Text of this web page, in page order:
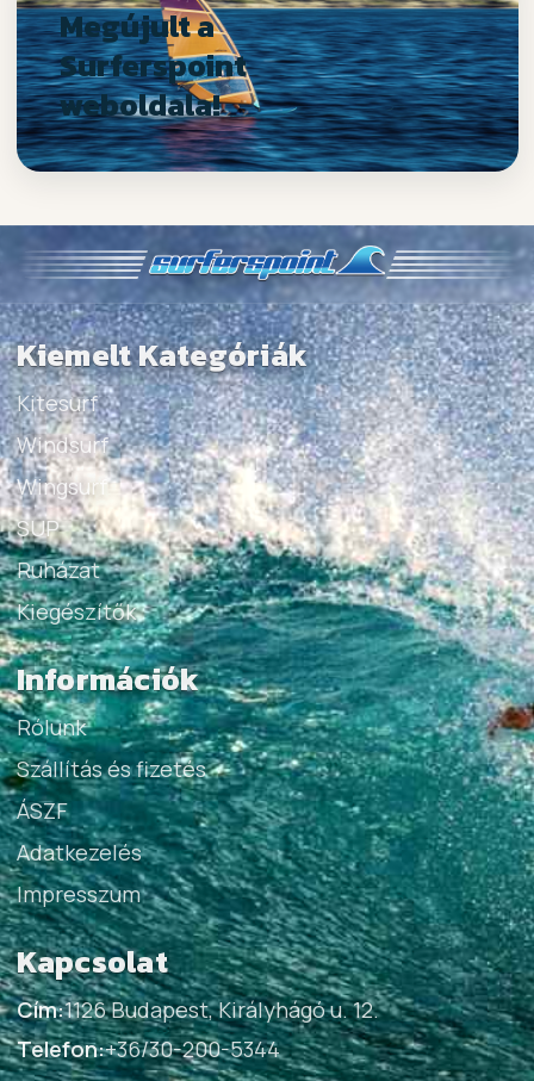
Megújult a
Surferspoint
weboldala!
Kiemelt Kategóriák
Kitesurf
Windsurf
Wingsurf
SUP
Ruházat
Kiegészítők
Információk
Rólunk
Szállítás és fizetés
ÁSZF
Adatkezelés
Impresszum
Kapcsolat
Cím:1126 Budapest, Királyhágó u. 12.
Telefon:+36/30-200-5344